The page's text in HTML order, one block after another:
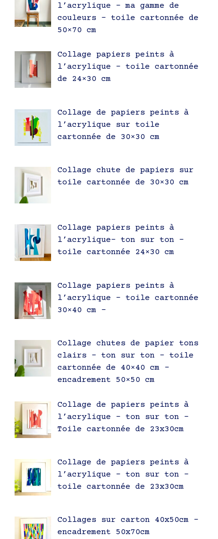
l’acrylique – ma gamme de
couleurs – toile cartonnée de
50×70 cm
Collage papiers peints à
l’acrylique – toile cartonnée
de 24×30 cm
Collage de papiers peints à
l’acrylique sur toile
cartonnée de 30×30 cm
Collage chute de papiers sur
toile cartonnée de 30×30 cm
Collage papiers peints à
l’acrylique- ton sur ton –
toile cartonnée 24×30 cm
Collage papiers peints à
l’acrylique – toile cartonnée
30×40 cm –
Collage chutes de papier tons
clairs – ton sur ton – toile
cartonnée de 40×40 cm –
encadrement 50×50 cm
Collage de papiers peints à
l’acrylique – ton sur ton –
Toile cartonnée de 23x30cm
Collage de papiers peints à
l’acrylique – ton sur ton –
toile cartonnée de 23x30cm
Collages sur carton 40x50cm –
encadrement 50x70cm